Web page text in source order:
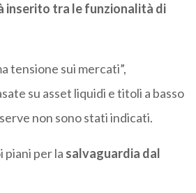
inserito tra le funzionalità di
tensione sui mercati”,
su asset liquidi e titoli a basso
non sono stati indicati.
piani per la salvaguardia dal